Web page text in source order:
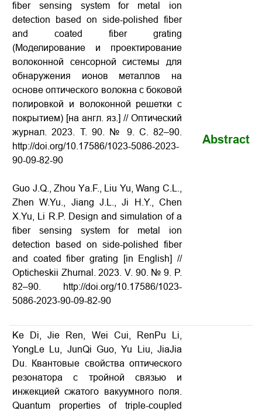
fiber sensing system for metal ion
detection based on side-polished fiber
and coated fiber grating
(Моделирование и проектирование
волоконной сенсорной системы для
обнаружения ионов металлов на
основе оптического волокна с боковой
полировкой и волоконной решетки с
покрытием) [на англ. яз.] // Оптический
журнал. 2023. Т. 90. № 9. С. 82–90.
http://doi.org/10.17586/1023-5086-2023-
90-09-82-90
Guo J.Q., Zhou Yа.F., Liu Yu, Wang C.L.,
Zhen W.Yu., Jiang J.L., Ji H.Y., Chen
X.Yu, Li R.P. Design and simulation of a
fiber sensing system for metal ion
detection based on side-polished fiber
and coated fiber grating [in English] //
Opticheskii Zhurnal. 2023. V. 90. № 9. P.
82–90. http://doi.org/10.17586/1023-
5086-2023-90-09-82-90
Abstract
Ke Di, Jie Ren, Wei Cui, RenPu Li,
YongLe Lu, JunQi Guo, Yu Liu, JiaJia
Du. Квантовые свойства оптического
резонатора с тройной связью и
инжекцией сжатого вакуумного поля.
Quantum properties of triple-coupled